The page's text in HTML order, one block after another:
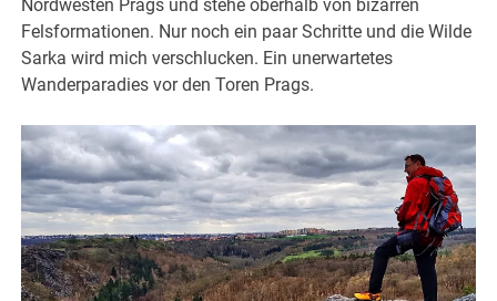
Nordwesten Prags und stehe oberhalb von bizarren
Felsformationen. Nur noch ein paar Schritte und die Wilde
Sarka wird mich verschlucken. Ein unerwartetes
Wanderparadies vor den Toren Prags.